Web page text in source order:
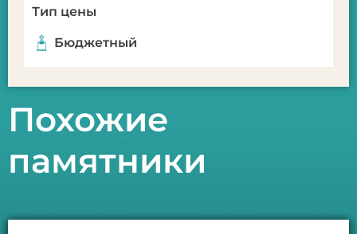
Тип цены
Бюджетный
Похожие
памятники